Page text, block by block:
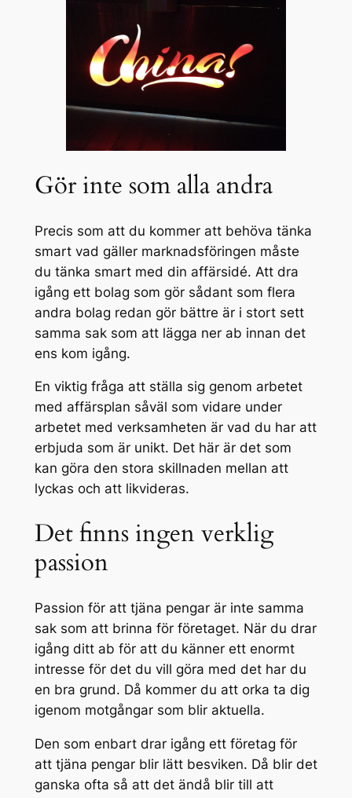
Gör inte som alla andra
Precis som att du kommer att behöva tänka
smart vad gäller marknadsföringen måste
du tänka smart med din affärsidé. Att dra
igång ett bolag som gör sådant som flera
andra bolag redan gör bättre är i stort sett
samma sak som att lägga ner ab innan det
ens kom igång.
En viktig fråga att ställa sig genom arbetet
med affärsplan såväl som vidare under
arbetet med verksamheten är vad du har att
erbjuda som är unikt. Det här är det som
kan göra den stora skillnaden mellan att
lyckas och att likvideras.
Det finns ingen verklig
passion
Passion för att tjäna pengar är inte samma
sak som att brinna för företaget. När du drar
igång ditt ab för att du känner ett enormt
intresse för det du vill göra med det har du
en bra grund. Då kommer du att orka ta dig
igenom motgångar som blir aktuella.
Den som enbart drar igång ett företag för
att tjäna pengar blir lätt besviken. Då blir det
ganska ofta så att det ändå blir till att